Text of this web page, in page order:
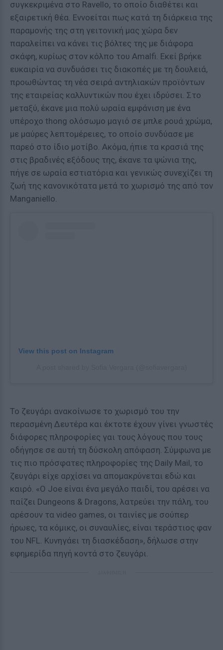
συγκεκριμένα στο Ravello, το οποίο διαθέτει και
εξαιρετική θέα. Εννοείται πως κατά τη διάρκεια της
παραμονής της στη γειτονική μας χώρα δεν
παραλείπει να κάνει τις βόλτες της με διάφορα
σκάφη, κυρίως στον κόλπο του Amalfi. Εκεί βρήκε
ευκαιρία να συνδυάσει τις διακοπές με τη δουλειά,
προωθώντας τη νέα σειρά αντηλιακών προϊόντων
της εταιρείας καλλυντικών που έχει ιδρύσει. Στο
μεταξύ, έκανε μια πολύ ωραία εμφάνιση με ένα
υπέροχο thong ολόσωμο μαγιό σε μπλε ρουά χρώμα,
με μαύρες λεπτομέρειες, το οποίο συνδύασε με
παρεό στο ίδιο μοτίβο. Ακόμα, ήπιε τα κρασιά της
στις βραδινές εξόδους της, έκανε τα ψώνια της,
πήγε σε ωραία εστιατόρια και γενικώς συνεχίζει τη
ζωή της κανονικότατα μετά το χωρισμό της από τον
Manganiello.
View this post on Instagram
Το ζευγάρι ανακοίνωσε το χωρισμό του την
περασμένη Δευτέρα και έκτοτε έχουν γίνει γνωστές
διάφορες πληροφορίες γαι τους λόγους που τους
οδήγησε σε αυτή τη δύσκολη απόφαση. Σύμφωνα με
τις πιο πρόσφατες πληροφορίες της Daily Mail, το
ζευγάρι είχε αρχίσει να απομακρύνεται εδώ και
καιρό. «Ο Joe είναι ένα μεγάλο παιδί, του αρέσει να
παίζει Dungeons & Dragons, λατρεύει την πάλη, του
αρέσουν τα video games, οι ταινίες με σούπερ
ήρωες, τα κόμικς, οι συναυλίες, είναι τεράστιος φαν
του NFL. Κυνηγάει τη διασκέδαση», δήλωσε στην
εφημερίδα πηγή κοντά στο ζευγάρι.